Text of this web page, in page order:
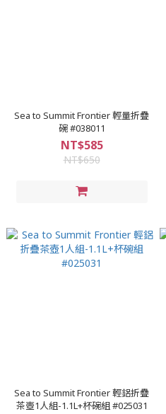
Sea to Summit Frontier 輕量折疊
碗 #038011
NT$585
NT$650
Sea to Summit Frontier 輕鋁折疊
茶壺1人組-1.1L+杯碗組 #025031